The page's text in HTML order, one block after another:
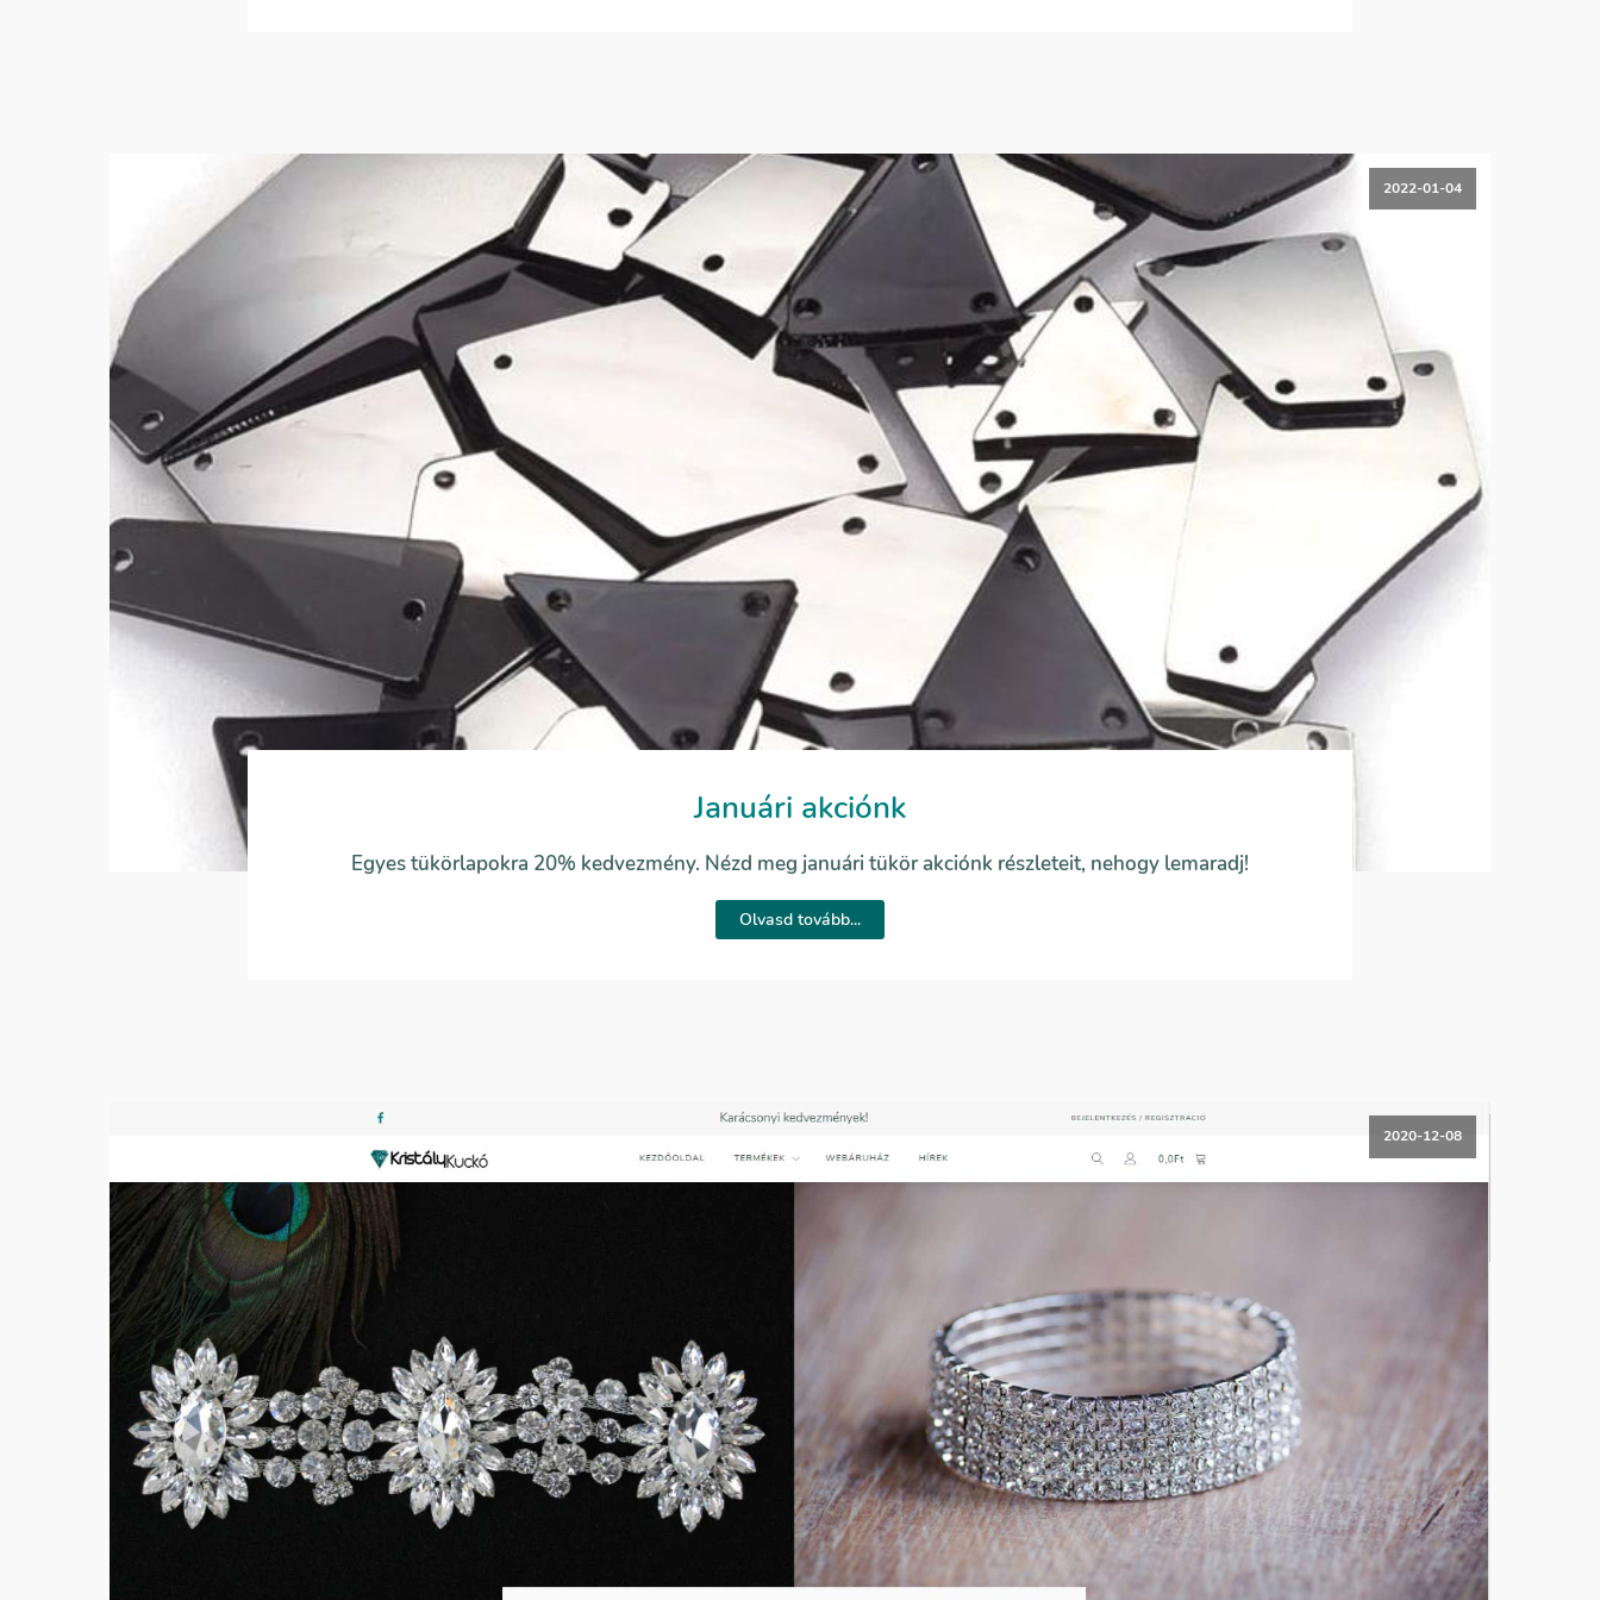
2022-01-04
Januári akciónk
Egyes tükörlapokra 20% kedvezmény. Nézd meg januári tükör akciónk részleteit, nehogy lemaradj!
Olvasd tovább...
2020-12-08